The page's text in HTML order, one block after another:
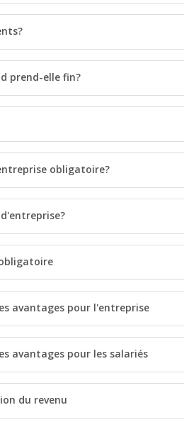
prend-elle fin?
obligatoire?
avantages pour l'entreprise
avantages pour les salariés
du revenu